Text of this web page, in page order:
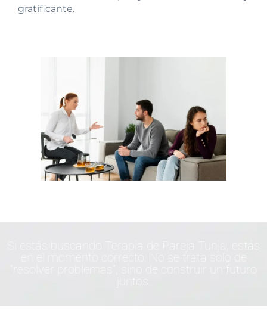
gratificante.
Si estás buscando Terapia de Pareja Tunja, estás
en el momento correcto. No se trata solo de
“resolver problemas”, sino de construir un futuro
juntos.